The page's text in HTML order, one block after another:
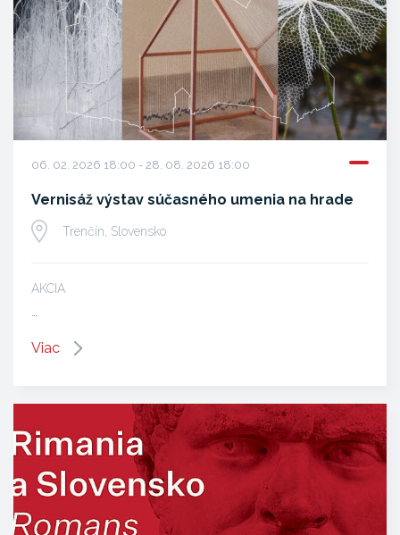
06. 02. 2026 18:00 - 28. 08. 2026 18:00
Vernisáž výstav súčasného umenia na hrade
Trenčín, Slovensko
AKCIA
Viac